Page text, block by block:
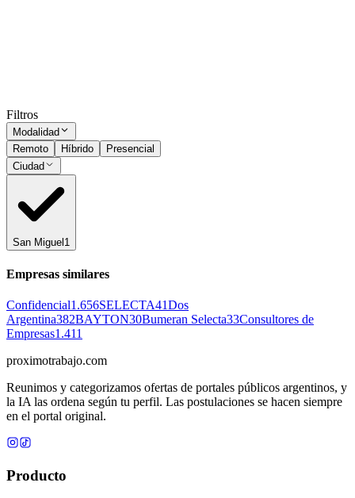
Filtros
Modalidad
Remoto
Híbrido
Presencial
Ciudad
San Miguel 1
Empresas similares
Confidencial1.656SELECTA41Dos
Argentina382BAYTON30Bumeran Selecta33Consultores de
Empresas1.411
proximotrabajo.com
Reunimos y categorizamos ofertas de portales públicos argentinos, y
la IA las ordena según tu perfil. Las postulaciones se hacen siempre
en el portal original.
Producto